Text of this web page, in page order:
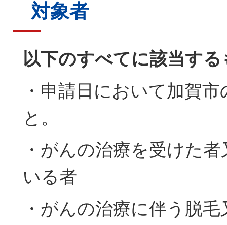
対象者
以下のすべてに該当する
・申請日において加賀
と。
・がんの治療を受けた
いる者
・がんの治療に伴う脱